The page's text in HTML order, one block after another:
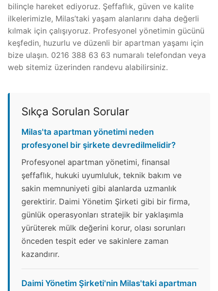
bilinçle hareket ediyoruz. Şeffaflık, güven ve kalite
ilkelerimizle, Milas’taki yaşam alanlarını daha değerli
kılmak için çalışıyoruz. Profesyonel yönetimin gücünü
keşfedin, huzurlu ve düzenli bir apartman yaşamı için
bize ulaşın. 0216 388 63 63 numaralı telefondan veya
web sitemiz üzerinden randevu alabilirsiniz.
Sıkça Sorulan Sorular
Milas'ta apartman yönetimi neden
profesyonel bir şirkete devredilmelidir?
Profesyonel apartman yönetimi, finansal
şeffaflık, hukuki uyumluluk, teknik bakım ve
sakin memnuniyeti gibi alanlarda uzmanlık
gerektirir. Daimi Yönetim Şirketi gibi bir firma,
günlük operasyonları stratejik bir yaklaşımla
yürüterek mülk değerini korur, olası sorunları
önceden tespit eder ve sakinlere zaman
kazandırır.
Daimi Yönetim Şirketi'nin Milas'taki apartman